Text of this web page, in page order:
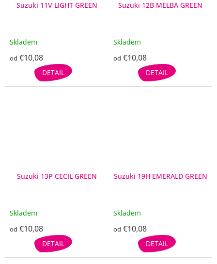
Suzuki 11V LIGHT GREEN
Skladem
od €10,08
DETAIL
Suzuki 12B MELBA GREEN
Skladem
od €10,08
DETAIL
Suzuki 13P CECIL GREEN
Skladem
od €10,08
DETAIL
Suzuki 19H EMERALD GREEN
Skladem
od €10,08
DETAIL